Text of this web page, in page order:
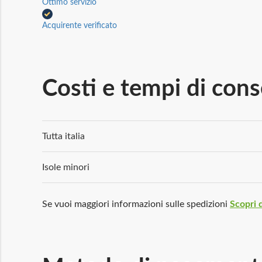
Ottimo servizio
Acquirente verificato
Costi e tempi di
Tutta italia
Isole minori
Se vuoi maggiori informazioni sulle spedizioni Scopri